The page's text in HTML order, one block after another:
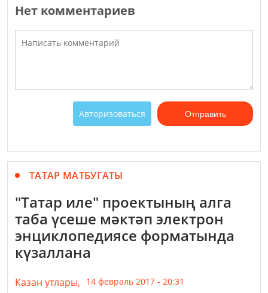
Нет комментариев
Авторизоваться Отправить
ТАТАР МАТБУГАТЫ
"Татар иле" проектының алга
таба үсеше мәктәп электрон
энциклопедиясе форматында
күзаллана
Казан утлары, 14 февраль 2017 - 20:31